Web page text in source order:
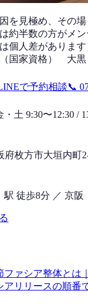
を見極め、その
約半数の方がメ
個人差があります
国家資格）
大
で予約相談📞
土 9:30〜12:30 /
府枚方市大垣内町
駅 徒歩8分 ／ 京阪
ファシア整体とは
リリースの順番